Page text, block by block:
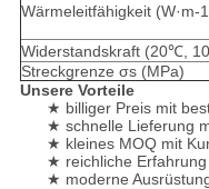
Wärmeleitfähigkeit (W·m-
Widerstandskraft (20℃,
Streckgrenze σs (MPa)
Unsere Vorteile
★ billiger Preis mit
★ schnelle Lieferung
★ kleines MOQ mit
★ reichliche
★ moderne